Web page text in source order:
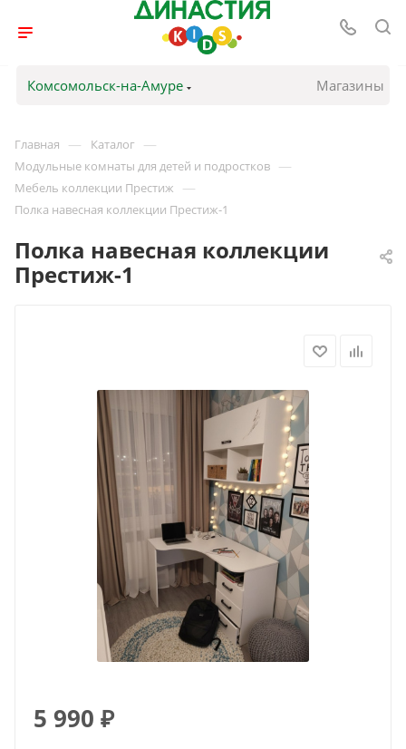
Комсомольск-на-Амуре Магазины
Главная — Каталог —
Модульные комнаты для детей и подростков —
Мебель коллекции Престиж —
Полка навесная коллекции Престиж-1
Полка навесная коллекции
Престиж-1
5 990 ₽